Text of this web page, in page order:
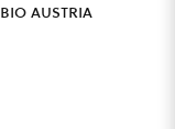
bio austria